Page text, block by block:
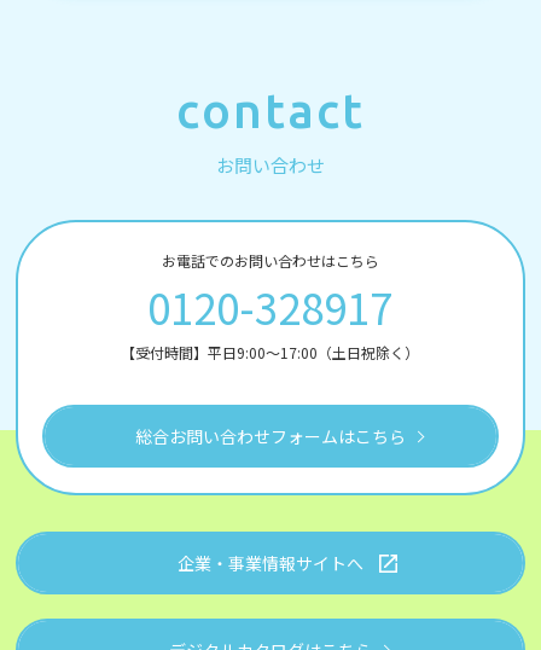
contact
お問い合わせ
お電話でのお問い合わせはこちら
0120-328917
【受付時間】平日9:00～17:00（土日祝除く）
総合お問い合わせフォームはこちら
企業・事業情報サイトへ